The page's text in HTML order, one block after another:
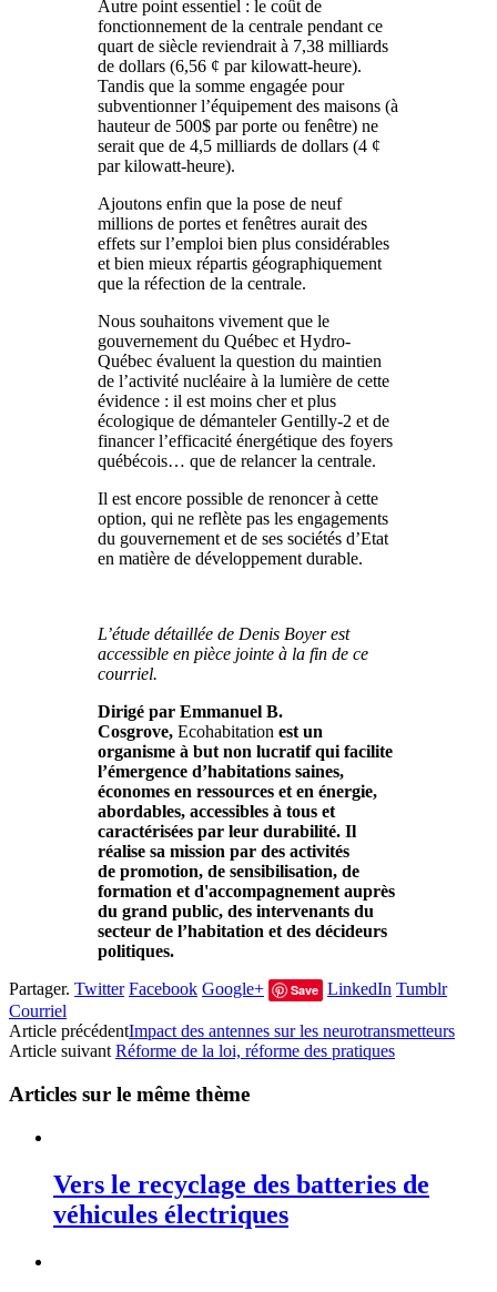
Autre point essentiel : le coût de
fonctionnement de la centrale pendant ce
quart de siècle reviendrait à 7,38 milliards
de dollars (6,56 ¢ par kilowatt-heure).
Tandis que la somme engagée pour
subventionner l’équipement des maisons (à
hauteur de 500$ par porte ou fenêtre) ne
serait que de 4,5 milliards de dollars (4 ¢
par kilowatt-heure).
Ajoutons enfin que la pose de neuf
millions de portes et fenêtres aurait des
effets sur l’emploi bien plus considérables
et bien mieux répartis géographiquement
que la réfection de la centrale.
Nous souhaitons vivement que le
gouvernement du Québec et Hydro-
Québec évaluent la question du maintien
de l’activité nucléaire à la lumière de cette
évidence : il est moins cher et plus
écologique de démanteler Gentilly-2 et de
financer l’efficacité énergétique des foyers
québécois… que de relancer la centrale.
Il est encore possible de renoncer à cette
option, qui ne reflète pas les engagements
du gouvernement et de ses sociétés d’Etat
en matière de développement durable.
L’étude détaillée de Denis Boyer est
accessible en pièce jointe à la fin de ce
courriel.
Dirigé par Emmanuel B.
Cosgrove, Ecohabitation est un
organisme à but non lucratif qui facilite
l’émergence d’habitations saines,
économes en ressources et en énergie,
abordables, accessibles à tous et
caractérisées par leur durabilité. Il
réalise sa mission par des activités
de promotion, de sensibilisation, de
formation et d'accompagnement auprès
du grand public, des intervenants du
secteur de l’habitation et des décideurs
politiques.
Partager. Twitter Facebook Google+ Save LinkedIn Tumblr
Courriel
Article précédentImpact des antennes sur les neurotransmetteurs
Article suivant Réforme de la loi, réforme des pratiques
Articles sur le même thème
Vers le recyclage des batteries de
véhicules électriques